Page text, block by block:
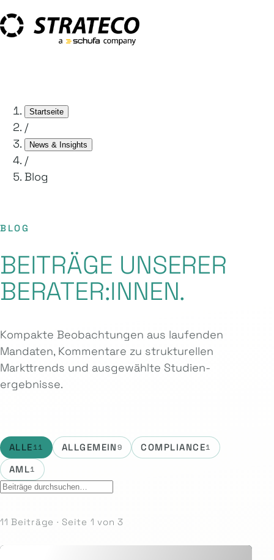
Startseite
/
News & Insights
/
Blog
BLOG
BEITRÄGE UNSERER
BERATER:INNEN.
Kompakte Beobachtungen aus laufenden
Mandaten, Kommentare zu strukturellen
Markttrends und ausgewählte Studien­
ergebnisse.
ALLE11 ALLGEMEIN9 COMPLIANCE1
AML1
11 Beiträge · Seite 1 von 3